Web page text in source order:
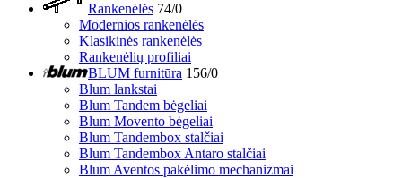
Rankenėlės 74/0
Modernios rankenėlės
Klasikinės rankenėlės
Rankenėlių profiliai
BLUM furnitūra 156/0
Blum lankstai
Blum Tandem bėgeliai
Blum Movento bėgeliai
Blum Tandembox stalčiai
Blum Tandembox Antaro stalčiai
Blum Aventos pakėlimo mechanizmai